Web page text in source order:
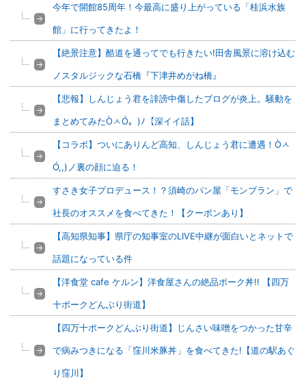
今年で開館85周年！今最高に盛り上がっている「桂浜水族
館」に行ってきたよ！
【絶景注意】酷道を通ってでも行きたい!田舎風景に溶け込む
ノスタルジックな石橋『下津井めがね橋』
【悲報】しんじょう君を誹謗中傷したブログが炎上。騒動を
まとめてみたÒㅅÓ。)ﾉ【深イイ話】
【コラボ】ついにありんど高知、しんじょう君に遭遇！Òㅅ
Ó,,)ノ裏の顔に迫る！
すさき女子プロデュース！？須崎のパン屋「モンブラン」で
社長のオススメを食べてきた！【クーポンあり】
【高知県知事】県庁の知事室のLIVE中継が面白いとネットで
話題になっている件
【洋食堂 cafe ケルン】洋食屋さんの絶品ポーク丼!! 【四万
十ポークどんぶり街道】
【四万十ポークどんぶり街道】じんさい味噌をつかった甘辛
で病みつきになる「窪川米豚丼」を食べてきた!【道の駅あぐ
り窪川】